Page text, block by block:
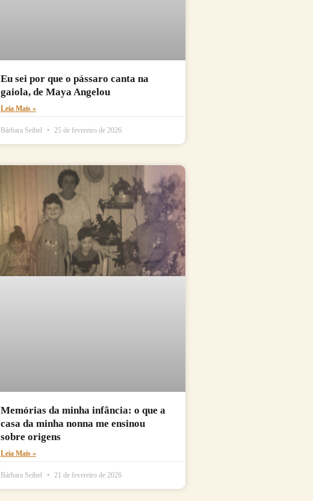
Eu sei por que o pássaro canta na
gaiola, de Maya Angelou
Leia Mais »
Bárbara Seibel 25 de fevereiro de 2026
Memórias da minha infância: o que a
casa da minha nonna me ensinou
sobre origens
Leia Mais »
Bárbara Seibel 21 de fevereiro de 2026